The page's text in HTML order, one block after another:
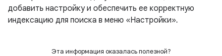
добавить настройку и обеспечить ее корректную
индексацию для поиска в меню «Настройки».
Эта информация оказалась полезной?